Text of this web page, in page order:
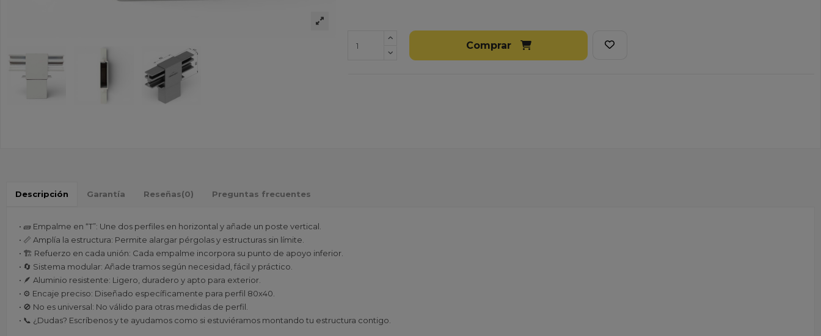
Comprar
Descripción Garantía Reseñas(0) Preguntas frecuentes
• 🧱 Empalme en “T”: Une dos perfiles en horizontal y añade un poste vertical.
• 📏 Amplía la estructura: Permite alargar pérgolas y estructuras sin límite.
• 🏗️ Refuerzo en cada unión: Cada empalme incorpora su punto de apoyo inferior.
• 🔄 Sistema modular: Añade tramos según necesidad, fácil y práctico.
• 🪶 Aluminio resistente: Ligero, duradero y apto para exterior.
• ⚙️ Encaje preciso: Diseñado específicamente para perfil 80x40.
• 🚫 No es universal: No válido para otras medidas de perfil.
• 📞 ¿Dudas? Escríbenos y te ayudamos como si estuviéramos montando tu estructura contigo.